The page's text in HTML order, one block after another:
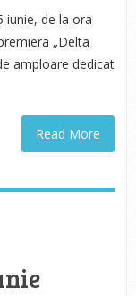
iunie, de la ora
„Delta
amploare dedicat
Read More